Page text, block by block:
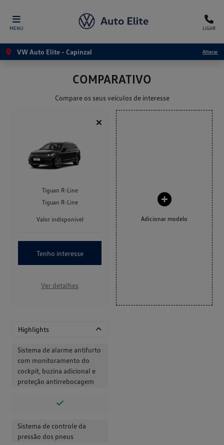
MENU LIGAR
VW Auto Elite - Capinzal Alterar
COMPARATIVO
Compare os seus veículos de interesse
Tiguan R-Line
Tiguan R-Line
Valor indisponível
Tenho interesse
Ver detalhes
Adicionar modelo
Highlights
Sistema de alarme antifurto
com monitoramento do
cockpit, buzina adicional e
proteção antirrebocagem
Sistema de controle da
pressão dos pneus